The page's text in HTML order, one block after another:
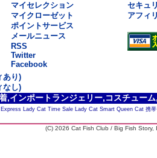
マイセレクション
マイクローゼット
ポイントサービス
メールニュース
RSS
Twitter
Facebook
セキュ
アフィ
あり)
なし)
,インポートランジェリー,コスチュー
Lady Cat Time Sale Lady Cat Smart Queen Cat 携
(C) 2026 Cat Fish Club / Big Fish Story,